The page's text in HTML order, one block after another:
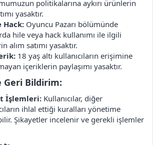
politikalarına aykırı ürünlerin
yasaktır.
Hack: Oyuncu Pazarı bölümünde
hile veya hack kullanımı ile ilgili
alım satımı yasaktır.
18 yaş altı kullanıcıların erişimine
içeriklerin paylaşımı yasaktır.
Geri Bildirim:​
İşlemleri: Kullanıcılar, diğer
ihlal ettiği kuralları yönetime
Şikayetler incelenir ve gerekli işlemler